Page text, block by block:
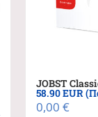
JOBST
58.90 EUR
0,00 €